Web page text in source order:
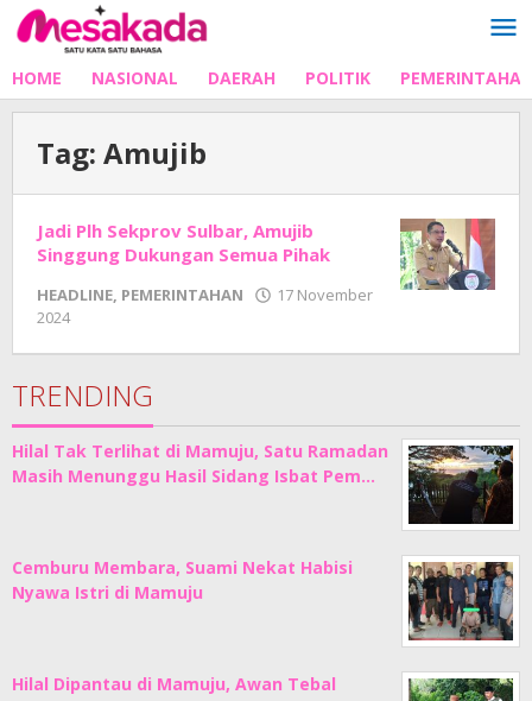
Lewati
ke
HOME NASIONAL DAERAH POLITIK
Tag: Amujib
Jadi Plh Sekprov Sulbar, Amujib
Singgung Dukungan Semua Pihak
HEADLINE, PEMERINTAHAN
17 November
2024
Junaedi
Sholat
TRENDING
Hilal Tak Terlihat di Mamuju, Satu Ramadan
Masih Menunggu Hasil Sidang Isbat Pem…
Cemburu Membara, Suami Nekat Habisi
Nyawa Istri di Mamuju
Hilal Dipantau di Mamuju, Awan Tebal